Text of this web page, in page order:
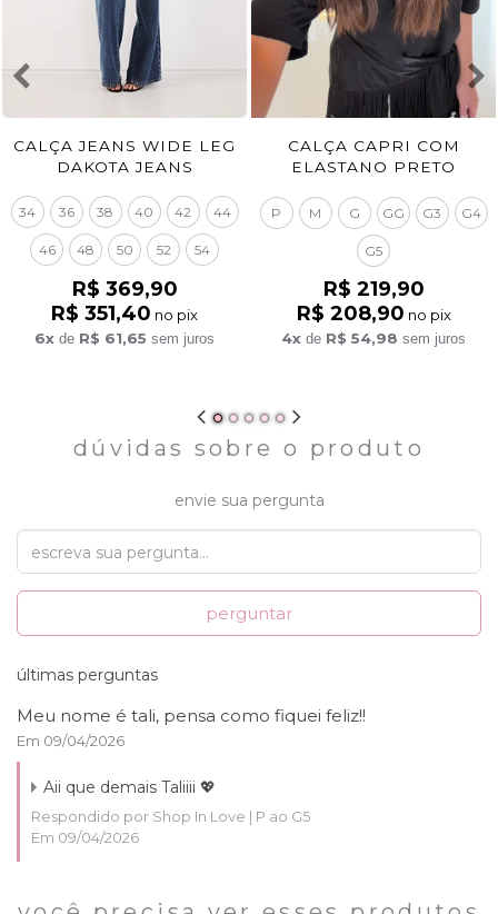
CALÇA JEANS WIDE LEG
DAKOTA JEANS
34 36 38 40 42 44
46 48 50 52 54
R$ 369,90
R$ 351,40 no pix
6x de R$ 61,65 sem juros
CALÇA CAPRI COM
ELASTANO PRETO
P M G GG G3 G4
G5
R$ 219,90
R$ 208,90 no pix
4x de R$ 54,98 sem juros
dúvidas sobre o produto
envie sua pergunta
perguntar
últimas perguntas
Meu nome é tali, pensa como fiquei feliz!!
Em 09/04/2026
Aii que demais Taliiii 💖
Respondido por Shop In Love | P ao G5
Em 09/04/2026